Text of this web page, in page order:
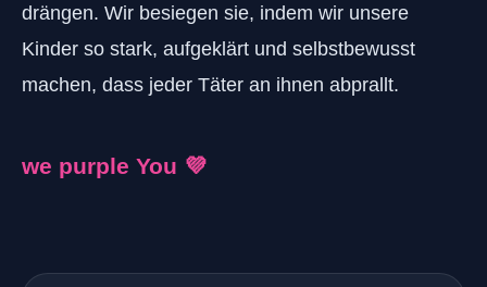
drängen. Wir besiegen sie, indem wir unsere
Kinder so stark, aufgeklärt und selbstbewusst
machen, dass jeder Täter an ihnen abprallt.
we purple You 💜